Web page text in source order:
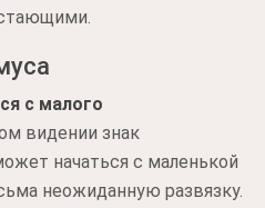
с малого
видении знак
начаться с маленькой
неожиданную развязку.